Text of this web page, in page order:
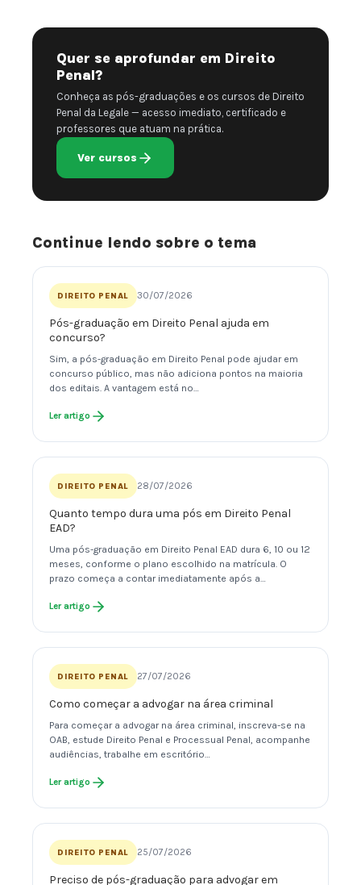
Quer se aprofundar em Direito
Penal?
Conheça as pós-graduações e os cursos de Direito
Penal da Legale — acesso imediato, certificado e
professores que atuam na prática.
Ver cursos
Continue lendo sobre o tema
DIREITO PENAL 30/07/2026
Pós-graduação em Direito Penal ajuda em
concurso?
Sim, a pós-graduação em Direito Penal pode ajudar em
concurso público, mas não adiciona pontos na maioria
dos editais. A vantagem está no…
Ler artigo
DIREITO PENAL 28/07/2026
Quanto tempo dura uma pós em Direito Penal
EAD?
Uma pós-graduação em Direito Penal EAD dura 6, 10 ou 12
meses, conforme o plano escolhido na matrícula. O
prazo começa a contar imediatamente após a…
Ler artigo
DIREITO PENAL 27/07/2026
Como começar a advogar na área criminal
Para começar a advogar na área criminal, inscreva-se na
OAB, estude Direito Penal e Processual Penal, acompanhe
audiências, trabalhe em escritório…
Ler artigo
DIREITO PENAL 25/07/2026
Preciso de pós-graduação para advogar em